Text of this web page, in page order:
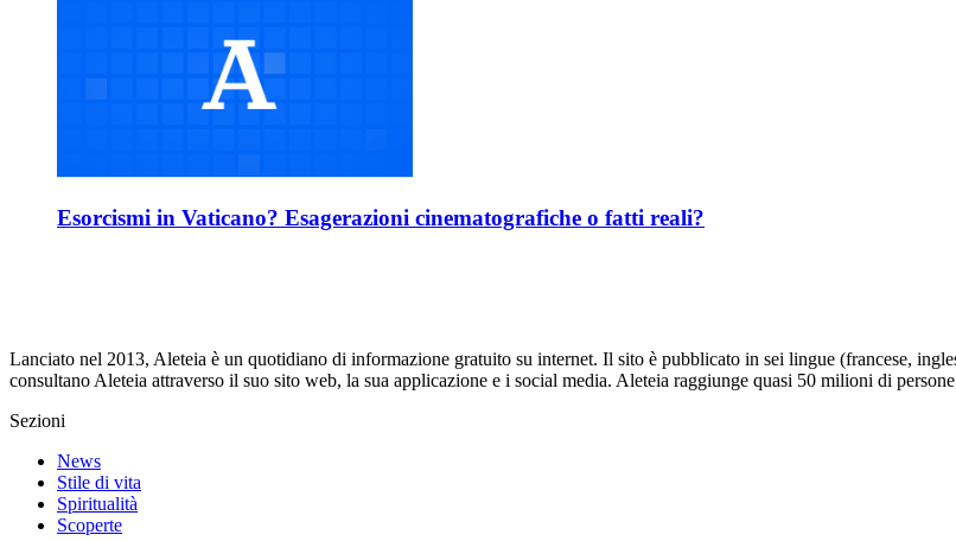
Esorcismi in Vaticano? Esagerazioni cinematografiche o fatti reali?
Lanciato nel 2013, Aleteia è un quotidiano di informazione gratuito su internet. Il sito è pubblicato in sei lingue (francese,
consultano Aleteia attraverso il suo sito web, la sua applicazione e i social media. Aleteia raggiunge quasi 50 milioni di
Sezioni
News
Stile di vita
Spiritualità
Scoperte